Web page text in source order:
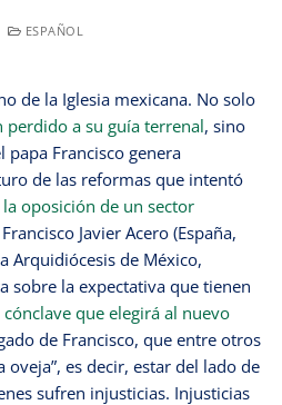
ESPAÑOL
de la Iglesia mexicana. No solo
perdido a su guía terrenal, sino
Francisco genera
de las reformas que intentó
la oposición de un sector
Javier Acero (España,
Arquidiócesis de México,
sobre la expectativa que tienen
cónclave que elegirá al nuevo
de Francisco, que entre otros
oveja”, es decir, estar del lado de
sufren injusticias. Injusticias